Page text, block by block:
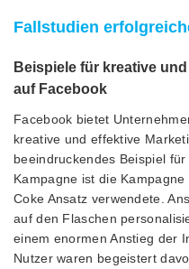
Fallstudien
Beispiele für kreative
auf Facebook
Facebook bietet
kreative und effektive
beeindruckendes Beispiel
Kampagne ist die
Coke Ansatz verwendete.
auf den Flaschen
einem enormen Anstieg der
Nutzer waren begeistert